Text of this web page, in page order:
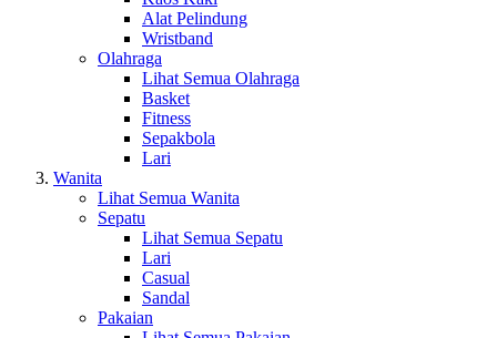
Alat Pelindung
Wristband
Olahraga
Lihat Semua Olahraga
Basket
Fitness
Sepakbola
Lari
Wanita
Lihat Semua Wanita
Sepatu
Lihat Semua Sepatu
Lari
Casual
Sandal
Pakaian